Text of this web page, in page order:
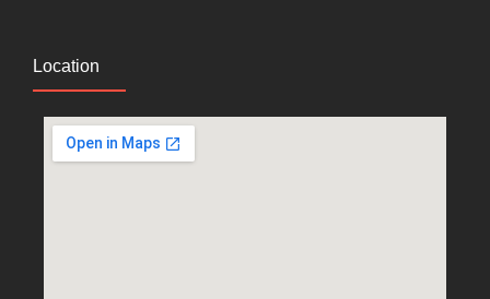
Location